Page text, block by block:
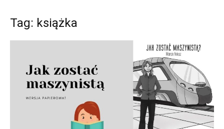
Tag: książka